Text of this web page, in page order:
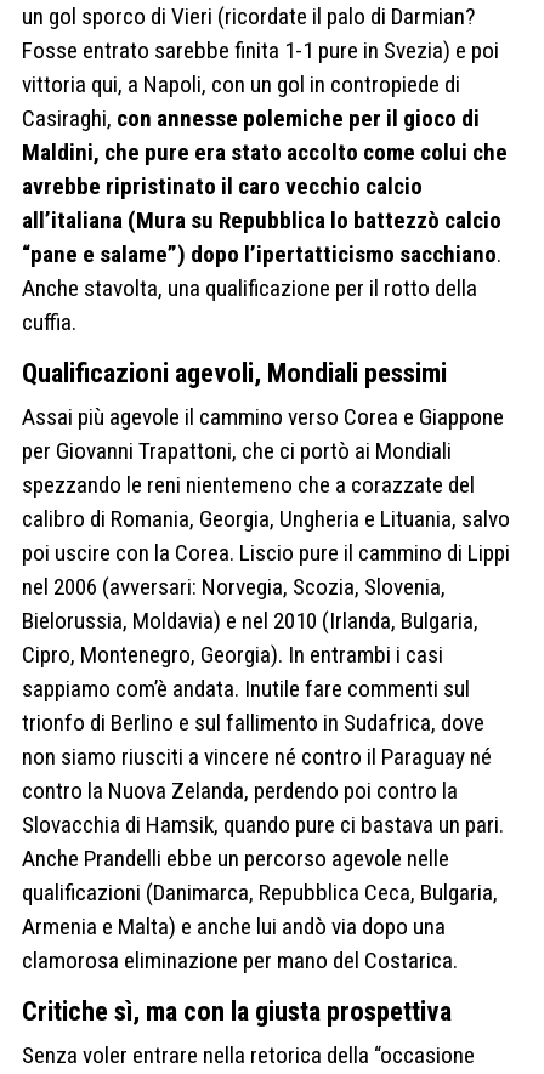
un gol sporco di Vieri (ricordate il palo di Darmian?
Fosse entrato sarebbe finita 1-1 pure in Svezia) e poi
vittoria qui, a Napoli, con un gol in contropiede di
Casiraghi, con annesse polemiche per il gioco di
Maldini, che pure era stato accolto come colui che
avrebbe ripristinato il caro vecchio calcio
all’italiana (Mura su Repubblica lo battezzò calcio
“pane e salame”) dopo l’ipertatticismo sacchiano.
Anche stavolta, una qualificazione per il rotto della
cuffia.
Qualificazioni agevoli, Mondiali pessimi
Assai più agevole il cammino verso Corea e Giappone
per Giovanni Trapattoni, che ci portò ai Mondiali
spezzando le reni nientemeno che a corazzate del
calibro di Romania, Georgia, Ungheria e Lituania, salvo
poi uscire con la Corea. Liscio pure il cammino di Lippi
nel 2006 (avversari: Norvegia, Scozia, Slovenia,
Bielorussia, Moldavia) e nel 2010 (Irlanda, Bulgaria,
Cipro, Montenegro, Georgia). In entrambi i casi
sappiamo com’è andata. Inutile fare commenti sul
trionfo di Berlino e sul fallimento in Sudafrica, dove
non siamo riusciti a vincere né contro il Paraguay né
contro la Nuova Zelanda, perdendo poi contro la
Slovacchia di Hamsik, quando pure ci bastava un pari.
Anche Prandelli ebbe un percorso agevole nelle
qualificazioni (Danimarca, Repubblica Ceca, Bulgaria,
Armenia e Malta) e anche lui andò via dopo una
clamorosa eliminazione per mano del Costarica.
Critiche sì, ma con la giusta prospettiva
Senza voler entrare nella retorica della “occasione